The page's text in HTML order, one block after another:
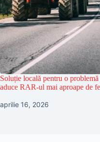
Soluție locală pentru o
aduce RAR-ul mai aproape de
aprilie 16, 2026